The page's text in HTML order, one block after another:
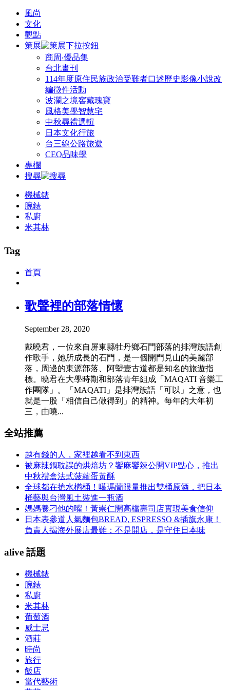
風尚
文化
觀點
策展
商周‧優品集
台北畫刊
114年度原住民族政治受難者口述歷史影像小說改
編徵件活動
波瀾之境窖藏瑰寶
風格美學智慧宅
中秋尋禮選輯
日本文化行旅
台三線公路旅遊
CEO品味學
專欄
搜尋
機械錶
腕錶
私廚
米其林
Tag
首頁
歌聲裡的部落情懷
September 28, 2020
戴曉君，一位來自屏東縣牡丹鄉石門部落的排灣族語創
作歌手，她所成長的石門，是一個開門見山的美麗部
落，周邊的東源部落、阿塱壹古道都是知名的旅遊指
標。曉君在大學時期和部落青年組成「MAQATI 音樂工
作團隊」。「MAQATI」是排灣族語「可以」之意，也
就是一股「相信自己做得到」的精神。每年的大年初
三，由曉...
全站推薦
越有錢的人，家裡越看不到東西
被麻辣鍋耽誤的烘焙坊？饗麻饗辣公開VIP點心，推出
中秋禮盒法式菠蘿蛋黃酥
全球都在搶水楢桶！噶瑪蘭限量推出雙桶原酒，把日本
桶藝與台灣風土裝進一瓶酒
媽媽養刁他的嘴！黃崇仁開高檔壽司店實現美食信仰
日本表參道人氣麵包BREAD, ESPRESSO &插旗永康！
負責人揭海外展店最難：不是開店，是守住日本味
alive 話題
機械錶
腕錶
私廚
米其林
葡萄酒
威士忌
酒莊
時尚
旅行
飯店
當代藝術